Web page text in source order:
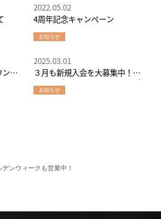
4周年記念キャンペーン
2022.05.02
お知らせ
ト
３月も新規入会を大募集中！～
堀江でパーソナルトレーニング
するならW-GYM
2025.03.01
お知らせ
デンウィークも営業中！